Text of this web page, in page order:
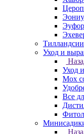
Тилландсии
Уход и
Уход
Мох
Все